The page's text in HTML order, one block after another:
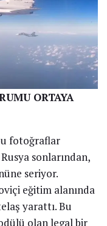
ORTAYA
fotoğraflar
sonlarından,
seriyor.
eğitim alanında
yarattı. Bu
olan legal bir